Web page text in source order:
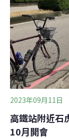
條例中有關石虎
獎勵機制僅停留
因措施，無法有
（中央社報導）
2023年09月11日
高鐵站附近石
10月開會